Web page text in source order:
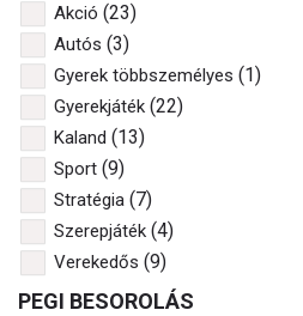
Akció (23)
Autós (3)
Gyerek többszemélyes (1)
Gyerekjáték (22)
Kaland (13)
Sport (9)
Stratégia (7)
Szerepjáték (4)
Verekedős (9)
PEGI BESOROLÁS